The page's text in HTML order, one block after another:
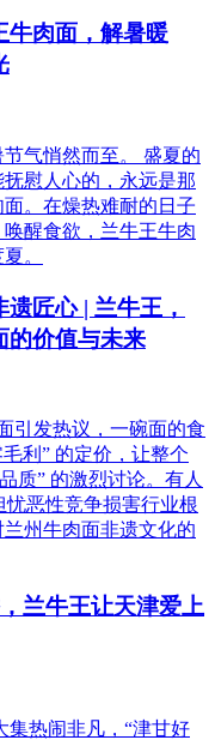
牛肉面，解暑暖
气悄然而至。 盛夏的
慰人心的，永远是那
。在燥热难耐的日子
醒食欲，兰牛王牛肉
。
匠心 | 兰牛王，
的价值与未来
引发热议，一碗面的食
利” 的定价，让整个
质” 的激烈讨论。有人
忧恶性竞争损害行业根
州牛肉面非遗文化的
兰牛王让天津爱上
集热闹非凡，“津甘好